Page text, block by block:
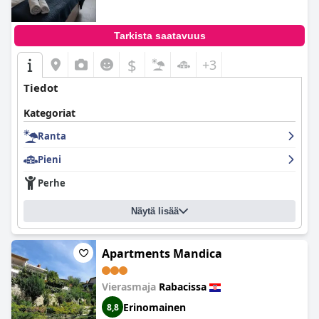
Tarkista saatavuus
$ +3
Tiedot
Kategoriat
Ranta
Pieni
Perhe
Näytä lisää
Apartments Mandica
Vierasmaja Rabacissa
8,8 Erinomainen